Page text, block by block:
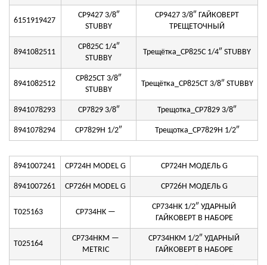
6151919427
CP9427 3/8″
STUBBY
CP9427 3/8″ ГАЙКОВЕРТ
ТРЕЩЕТОЧНЫЙ
8941082511
CP825C 1/4″
STUBBY
Трещётка_CP825C 1/4″ STUBBY
8941082512
CP825CT 3/8″
STUBBY
Трещётка_CP825CT 3/8″ STUBBY
8941078293 CP7829 3/8″ Трещотка_CP7829 3/8″
8941078294 CP7829H 1/2″ Трещотка_CP7829H 1/2″
8941007241 CP724H MODEL G CP724H МОДЕЛЬ G
8941007261 CP726H MODEL G CP726H МОДЕЛЬ G
T025163 CP734HK —
CP734HK 1/2″ УДАРНЫЙ
ГАЙКОВЕРТ В НАБОРЕ
T025164
CP734HKM —
METRIC
CP734HKM 1/2″ УДАРНЫЙ
ГАЙКОВЕРТ В НАБОРЕ